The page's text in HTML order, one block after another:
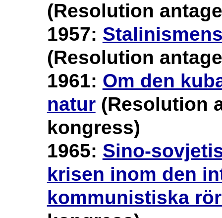
(Resolution
1957:
(Resolution
1961: Om den
natur(Resolution
kongress)
1965: Sino-
krisen inom den
kommunistiska